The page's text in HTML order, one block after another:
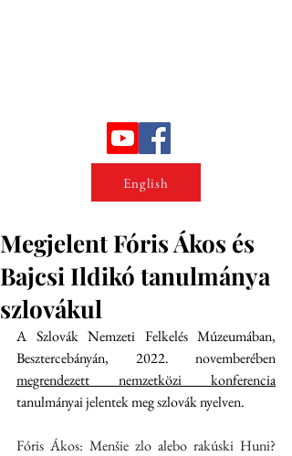
English
Megjelent Fóris Ákos és
Bajcsi Ildikó tanulmánya
szlovákul
A Szlovák Nemzeti Felkelés Múzeumában,
megrendezett nemzetközi konferencia
tanulmányai jelentek meg szlovák nyelven.
Fóris Ákos: Menšie zlo alebo rakúski Huni?